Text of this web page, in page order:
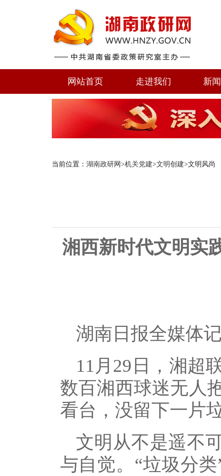
网站首页 走进我们 新
当前位置： 湖南政研网 >机关党建>文明创建>文明风尚
湘西新时代文明实
湖南日报全媒体
11月29日，湘超
数百湘西球迷无人
看台，没留下一片
文明从不是遥不
与自觉。“垃圾分